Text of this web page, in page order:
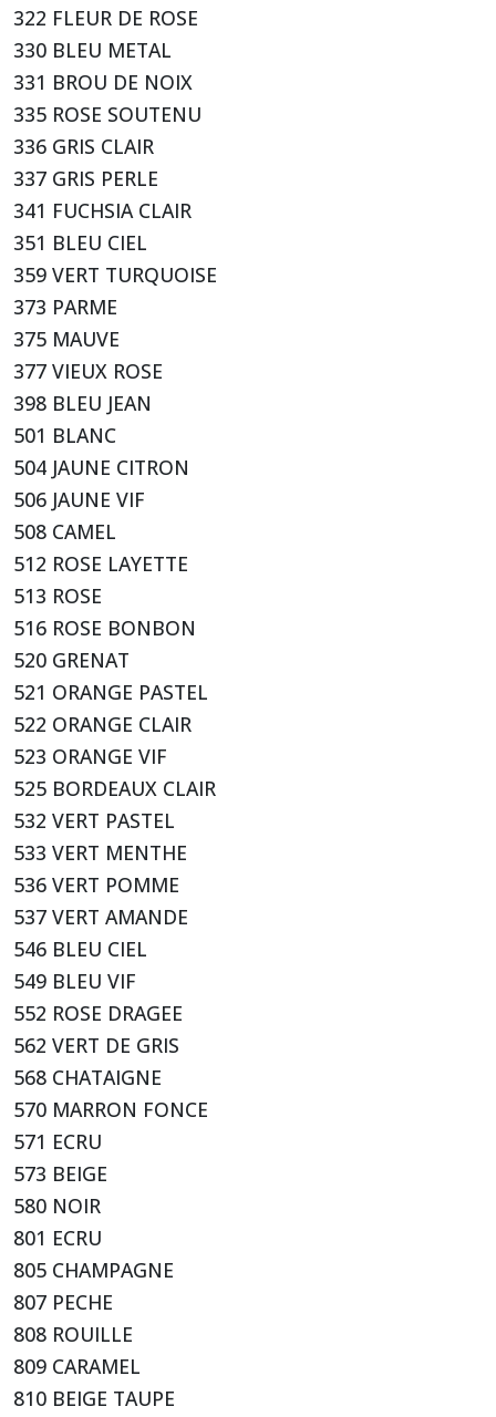
322 FLEUR DE ROSE
330 BLEU METAL
331 BROU DE NOIX
335 ROSE SOUTENU
336 GRIS CLAIR
337 GRIS PERLE
341 FUCHSIA CLAIR
351 BLEU CIEL
359 VERT TURQUOISE
373 PARME
375 MAUVE
377 VIEUX ROSE
398 BLEU JEAN
501 BLANC
504 JAUNE CITRON
506 JAUNE VIF
508 CAMEL
512 ROSE LAYETTE
513 ROSE
516 ROSE BONBON
520 GRENAT
521 ORANGE PASTEL
522 ORANGE CLAIR
523 ORANGE VIF
525 BORDEAUX CLAIR
532 VERT PASTEL
533 VERT MENTHE
536 VERT POMME
537 VERT AMANDE
546 BLEU CIEL
549 BLEU VIF
552 ROSE DRAGEE
562 VERT DE GRIS
568 CHATAIGNE
570 MARRON FONCE
571 ECRU
573 BEIGE
580 NOIR
801 ECRU
805 CHAMPAGNE
807 PECHE
808 ROUILLE
809 CARAMEL
810 BEIGE TAUPE